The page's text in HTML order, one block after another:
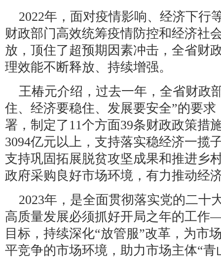
2022年，面对疫情影响、经济下行
财政部门高效统筹疫情防控和经济社
放，顶住了超预期因素冲击，全省财
理效能不断释放、持续增强。
王椿元介绍，过去一年，全省财政
住、经济要稳住、发展要安全”的要
署，制定了11个方面39条财政政策措
3094亿元以上，支持落实稳经济一揽
支持巩固拓展脱贫攻坚成果和推进乡
政府采购良好市场环境，有力推动经
2023年，是全面贯彻落实党的二十
高质量发展必须抓好开局之年的工作
目标，持续深化“放管服”改革，为市
平竞争的市场环境，助力市场主体“